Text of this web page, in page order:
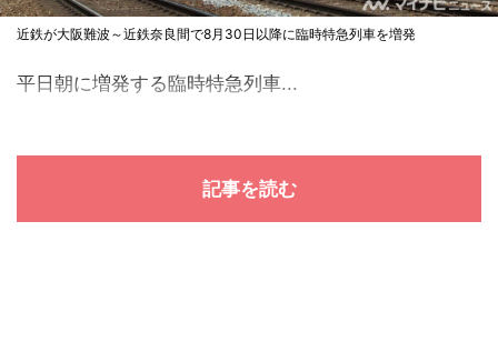
近鉄が大阪難波～近鉄奈良間で8月30日以降に臨時特急列車を増発
平日朝に増発する臨時特急列車...
記事を読む